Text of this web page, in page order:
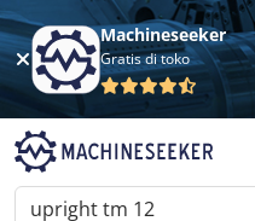
Machineseeker
Gratis di toko